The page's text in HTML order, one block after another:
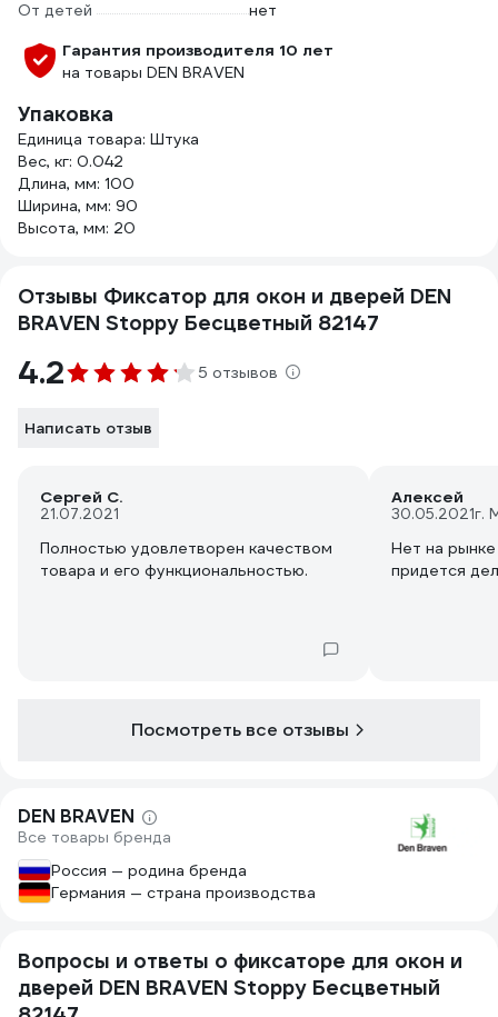
От детей
нет
Гарантия производителя 10 лет
на товары DEN BRAVEN
Упаковка
Единица товара: Штука
Вес, кг: 0.042
Длина, мм: 100
Ширина, мм: 90
Высота, мм: 20
Отзывы Фиксатор для окон и дверей DEN
BRAVEN Stoppy Бесцветный 82147
4.2 5 отзывов
Написать отзыв
Сергей С.
21.07.2021
Полностью удовлетворен качеством
товара и его функциональностью.
Алексей
30.05.2021г.
Нет на
придется
Посмотреть все отзывы
DEN BRAVEN
Все товары бренда
Россия — родина бренда
Германия — страна производства
Вопросы и ответы о фиксаторе для окон и
дверей DEN BRAVEN Stoppy Бесцветный